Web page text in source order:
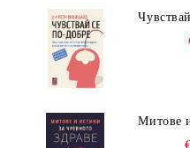
Митове